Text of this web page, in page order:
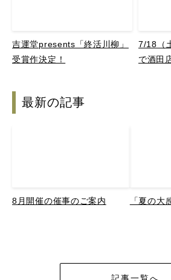
吉運堂presents「終活川柳」
受賞作決定！
7/18（
で酒田
最新の記事
8月開催の催事のご案内 「夏の大